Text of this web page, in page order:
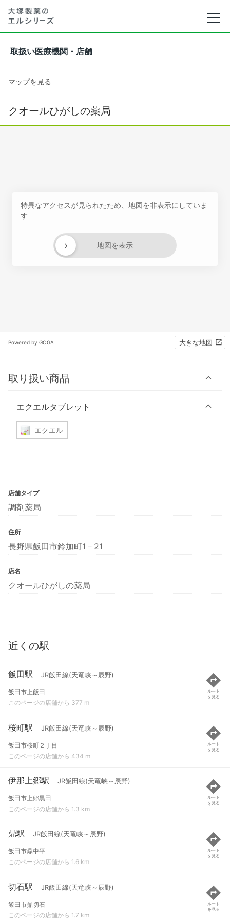
取扱い医療機関・店舗
マップを見る
クオールひがしの薬局
特異なアクセスが見られたため、地図を非表示にしていま
す
地図を表示
›
Powered by GOGA 大きな地図
取り扱い商品
エクエルタブレット
エクエル
店舗タイプ
調剤薬局
住所
長野県飯田市鈴加町1－21
店名
クオールひがしの薬局
近くの駅
飯田駅 JR飯田線(天竜峡～辰野)
飯田市上飯田
このページの店舗から 377 m
ルート
を見る
桜町駅 JR飯田線(天竜峡～辰野)
飯田市桜町２丁目
このページの店舗から 434 m
ルート
を見る
伊那上郷駅 JR飯田線(天竜峡～辰野)
飯田市上郷黒田
このページの店舗から 1.3 km
ルート
を見る
鼎駅 JR飯田線(天竜峡～辰野)
飯田市鼎中平
このページの店舗から 1.6 km
ルート
を見る
切石駅 JR飯田線(天竜峡～辰野)
飯田市鼎切石
このページの店舗から 1.7 km
ルート
を見る